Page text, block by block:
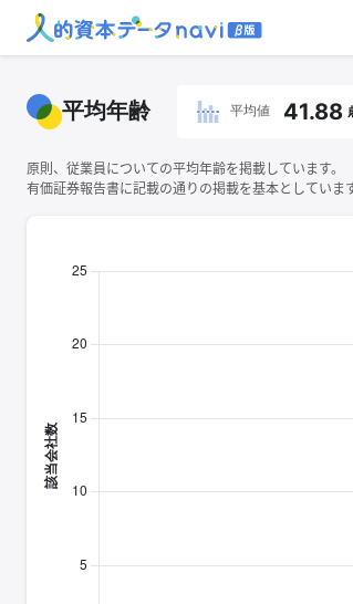
平均年齢 平均値 41.88
原則、従業員についての平均年齢を掲載しています。
有価証券報告書に記載の通りの掲載を基本としていま